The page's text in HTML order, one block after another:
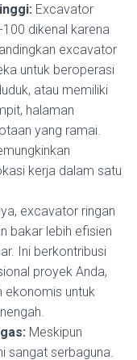
Excavator
dikenal karena
excavator
untuk beroperasi
atau memiliki
halaman
yang ramai.
kerja dalam satu
excavator ringan
bakar lebih efisien
Ini berkontribusi
proyek Anda,
ekonomis untuk
Meskipun
sangat serbaguna.